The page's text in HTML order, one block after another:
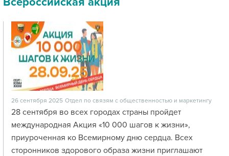
26 сентября 2025 Отдел по связям с общественностью и маркетингу
28 сентября во всех городах страны пройдет
международная Акция «10 000 шагов к жизни»,
приуроченная ко Всемирному дню сердца. Всех
сторонников здорового образа жизни приглашают